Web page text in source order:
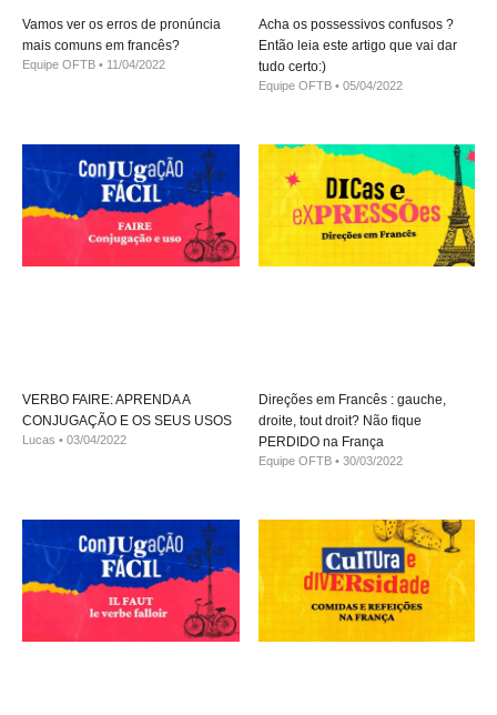
Vamos ver os erros de pronúncia
mais comuns em francês?
Equipe OFTB 11/04/2022
Acha os possessivos confusos ?
Então leia este artigo que vai dar
tudo certo:)
Equipe OFTB 05/04/2022
VERBO FAIRE: APRENDA A
CONJUGAÇÃO E OS SEUS USOS
Lucas 03/04/2022
Direções em Francês : gauche,
droite, tout droit? Não fique
PERDIDO na França
Equipe OFTB 30/03/2022